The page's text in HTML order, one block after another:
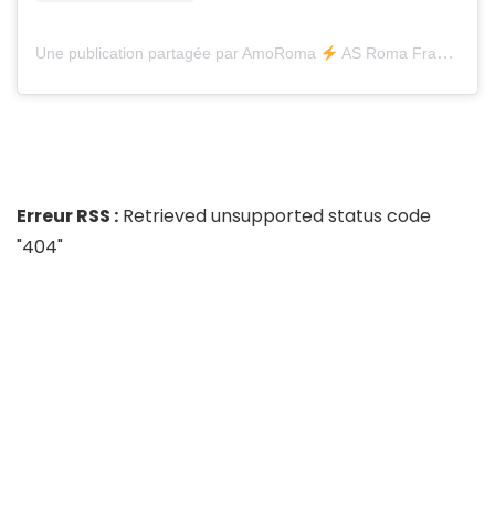
Une publication partagée par AmoRoma AS Roma France (@amoroma.fr)
Erreur RSS : Retrieved unsupported status code
"404"